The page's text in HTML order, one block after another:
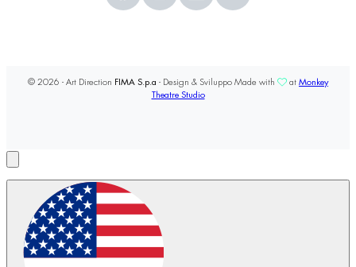
© 2026 - Art Direction FIMA S.p.a - Design & Sviluppo Made with at Monkey
Theatre Studio